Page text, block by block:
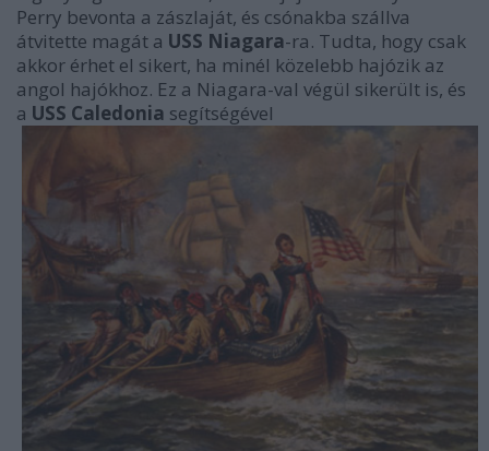
Perry bevonta a zászlaját, és csónakba szállva
átvitette magát a USS Niagara-ra. Tudta, hogy csak
akkor érhet el sikert, ha minél közelebb hajózik az
angol hajókhoz. Ez a Niagara-val végül sikerült is, és
a USS Caledonia segítségével